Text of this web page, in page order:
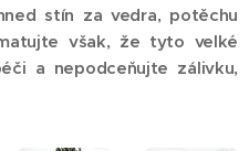
stín za vedra, potěchu
však, že tyto velké
a nepodceňujte zálivku,